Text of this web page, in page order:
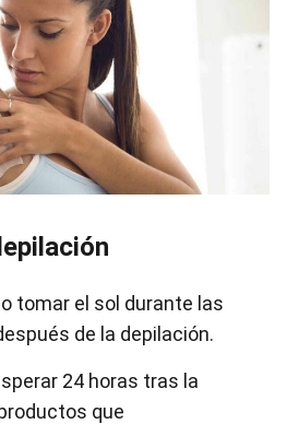
tomar el sol durante las
de la depilación.
24 horas tras la
que